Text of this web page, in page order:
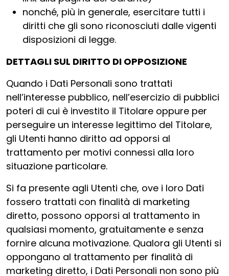
nonché, più in generale, esercitare tutti i
diritti che gli sono riconosciuti dalle vigenti
disposizioni di legge.
DETTAGLI SUL DIRITTO DI OPPOSIZIONE
Quando i Dati Personali sono trattati
nell’interesse pubblico, nell’esercizio di pubblici
poteri di cui è investito il Titolare oppure per
perseguire un interesse legittimo del Titolare,
gli Utenti hanno diritto ad opporsi al
trattamento per motivi connessi alla loro
situazione particolare.
Si fa presente agli Utenti che, ove i loro Dati
fossero trattati con finalità di marketing
diretto, possono opporsi al trattamento in
qualsiasi momento, gratuitamente e senza
fornire alcuna motivazione. Qualora gli Utenti si
oppongano al trattamento per finalità di
marketing diretto, i Dati Personali non sono più